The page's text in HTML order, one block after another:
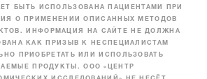
БЫТЬ ИСПОЛЬЗОВАНА ПАЦИЕНТАМИ ПРИ
О ПРИМЕНЕНИИ ОПИСАННЫХ МЕТОДОВ
ИНФОРМАЦИЯ НА САЙТЕ НЕ ДОЛЖНА
КАК ПРИЗЫВ К НЕСПЕЦИАЛИСТАМ
ПРИОБРЕТАТЬ ИЛИ ИСПОЛЬЗОВАТЬ
ПРОДУКТЫ. ООО «ЦЕНТР